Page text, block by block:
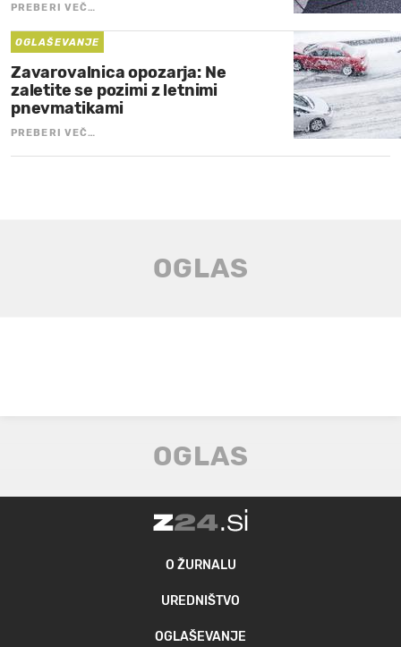
PREBERI VEČ…
OGLAŠEVANJE
Zavarovalnica opozarja: Ne
zaletite se pozimi z letnimi
pnevmatikami
PREBERI VEČ…
O ŽURNALU
UREDNIŠTVO
OGLAŠEVANJE